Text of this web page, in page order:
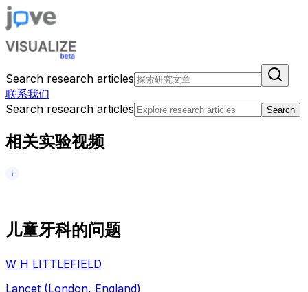
Search research articles
联系我们
Search research articles
Search
相关实验视频
儿童牙科的问题
W H LITTLEFIELD
Lancet (London, England)